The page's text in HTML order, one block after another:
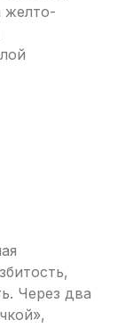
желто-
Через два